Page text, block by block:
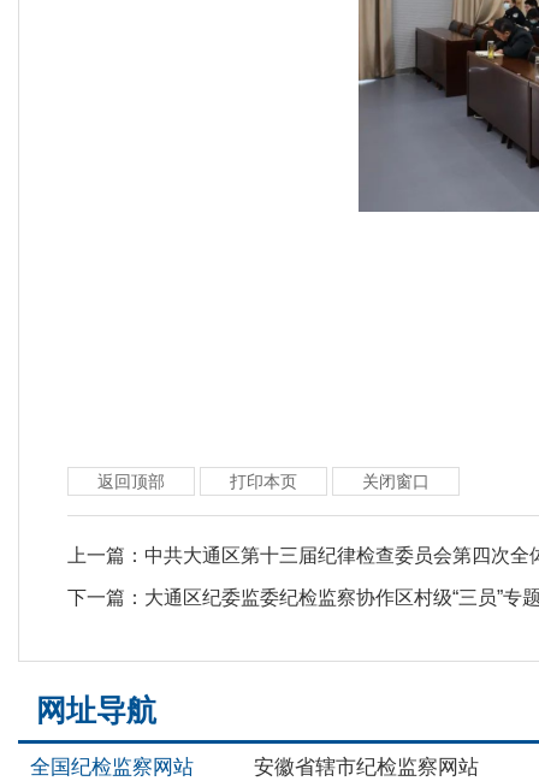
返回顶部 打印本页 关闭窗口
上一篇： 中共大通区第十三届纪律检查委员会第四次全
下一篇： 大通区纪委监委纪检监察协作区村级“三员”专
网址导航
全国纪检监察网站 安徽省辖市纪检监察网站